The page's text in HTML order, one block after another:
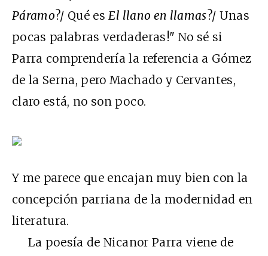
Páramo?/ Qué esEl llano en llamas?/ Unas
pocas palabras verdaderas!" No sé si
Parra comprendería la referencia a Gómez
de la Serna, pero Machado y Cervantes,
claro está, no son poco.
Y me parece que encajan muy bien con la
concepción parriana de la modernidad en
literatura.
La poesía de Nicanor Parra viene de